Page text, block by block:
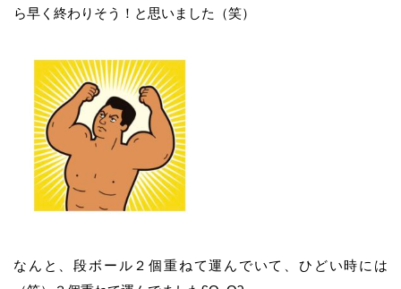
ら早く終わりそう！と思いました（笑）
なんと、段ボール２個重ねて運んでいて、ひどい時には